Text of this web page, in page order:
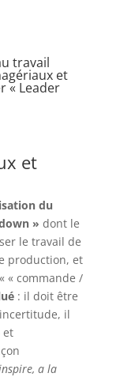
travail
et
« Leader
et
du
» dont le
le travail de
production, et
« commande /
: il doit être
il
et
a la